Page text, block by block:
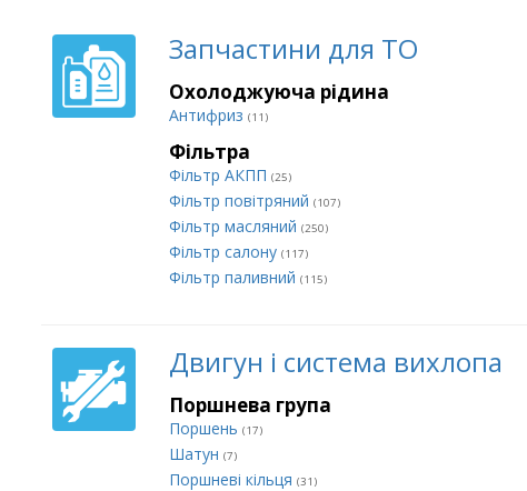
Запчастини для ТО
Охолоджуюча рідина
Антифриз (11)
Фільтра
Фільтр АКПП (25)
Фільтр повітряний (107)
Фільтр масляний (250)
Фільтр салону (117)
Фільтр паливний (115)
Двигун і система вихлопа
Поршнева група
Поршень (17)
Шатун (7)
Поршневі кільця (31)